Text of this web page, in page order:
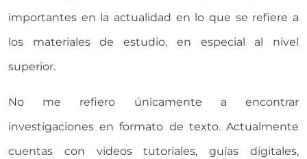
importantes en la actualidad en lo que se refiere a
los materiales de estudio, en especial al nivel
superior.
No me refiero únicamente a encontrar
investigaciones en formato de texto. Actualmente
cuentas con videos tutoriales, guías digitales,